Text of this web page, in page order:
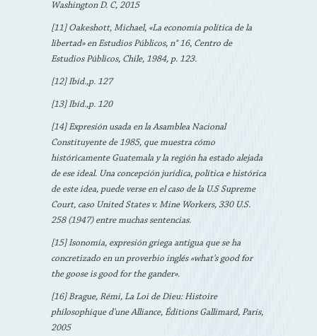
Washington D. C, 2015
[11] Oakeshott, Michael, «La economía política de la
libertad» en Estudios Públicos, n° 16, Centro de
Estudios Públicos, Chile, 1984, p. 123.
[12] Ibíd.,p. 127
[13] Ibíd.,p. 120
[14] Expresión usada en la Asamblea Nacional
Constituyente de 1985, que muestra cómo
históricamente Guatemala y la región ha estado alejada
de ese ideal. Una concepción jurídica, política e histórica
de este idea, puede verse en el caso de la U.S Supreme
Court, caso United States v. Mine Workers, 330 U.S.
258 (1947) entre muchas sentencias.
[15] Isonomía, expresión griega antigua que se ha
concretizado en un proverbio inglés «what's good for
the goose is good for the gander».
[16] Brague, Rémi, La Loi de Dieu: Histoire
philosophique d'une Alliance, Éditions Gallimard, Paris,
2005